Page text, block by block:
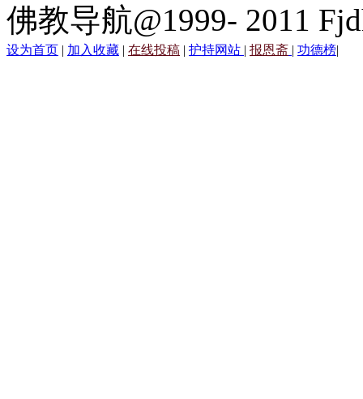
佛教导航@1999- 2011
设为首页 | 加入收藏 | 在线投稿 | 护持网站 | 报恩斋 | 功德榜|